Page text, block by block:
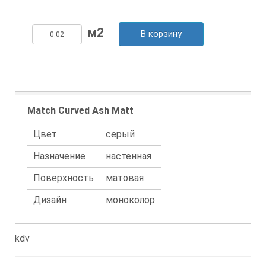
В корзину
Match Curved Ash Matt
Цвет
серый
Назначение
настенная
Поверхность
матовая
Дизайн
моноколор
kdv